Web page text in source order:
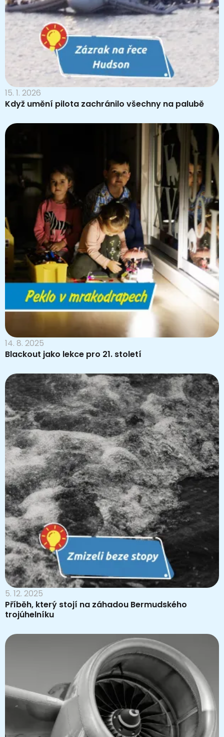
15. 1. 2026
Když umění pilota zachránilo všechny na palubě
14. 8. 2025
Blackout jako lekce pro 21. století
5. 12. 2025
Příběh, který stojí na záhadou Bermudského
trojúhelníku